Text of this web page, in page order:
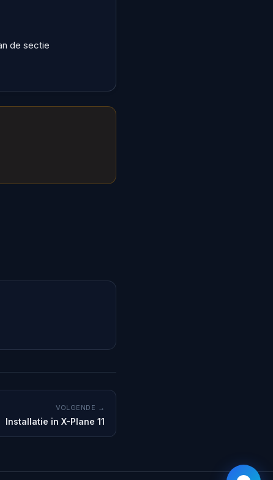
de sectie
VOLGENDE →
Installatie in X-Plane 11